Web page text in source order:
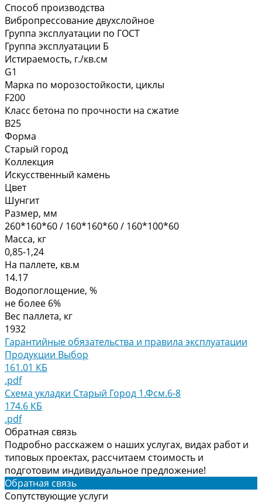
Способ производства
Вибропрессование двухслойное
Группа эксплуатации по ГОСТ
Группа эксплуатации Б
Истираемость, г./кв.см
G1
Марка по морозостойкости, циклы
F200
Класс бетона по прочности на сжатие
В25
Форма
Старый город
Коллекция
Искусственный камень
Цвет
Шунгит
Размер, мм
260*160*60 / 160*160*60 / 160*100*60
Масса, кг
0,85-1,24
На паллете, кв.м
14.17
Водопоглощение, %
не более 6%
Вес паллета, кг
1932
Гарантийные обязательства и правила эксплуатации
Продукции Выбор
161.01 КБ
.pdf
Схема укладки Старый Город 1.Фсм.6-8
174.6 КБ
.pdf
Обратная связь
Подробно расскажем о наших услугах, видах работ и
типовых проектах, рассчитаем стоимость и
подготовим индивидуальное предложение!
Обратная связь
Сопутствующие услуги